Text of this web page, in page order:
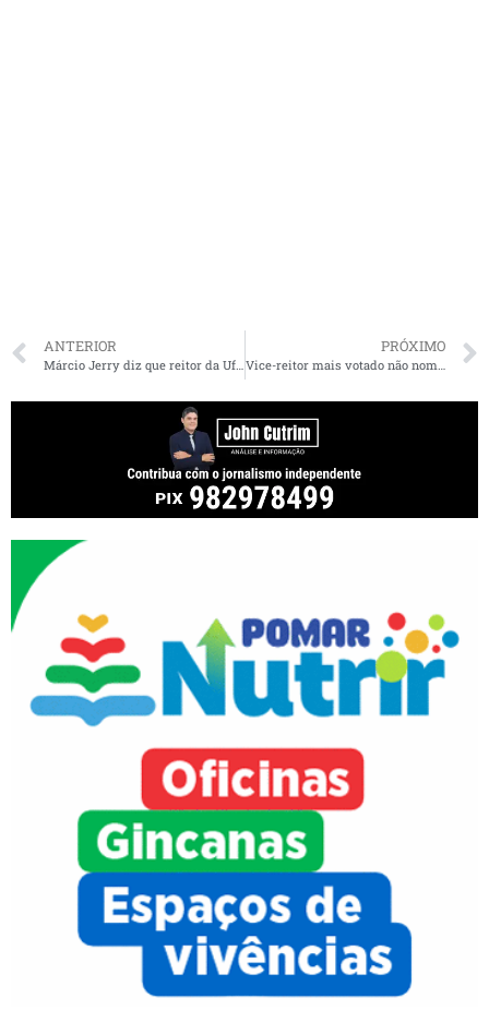
ANTERIOR
Márcio Jerry diz que reitor da Ufma Natalino Salgado tem atitude deplorável e antidemocrática
PRÓXIMO
Vice-reitor mais votado não nomeado por Natalino na UFMA diz que atitude foi desrespeito à democracia e autonomia